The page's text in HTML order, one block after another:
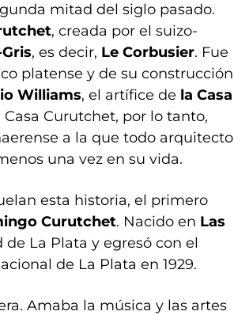
mitad del siglo pasado.
, creada por el suizo-
, es decir, Le Corbusier. Fue
platense y de su construcción
Williams, el artífice de la Casa
Casa Curutchet, por lo tanto,
a la que todo arquitecto
una vez en su vida.
esta historia, el primero
Curutchet. Nacido en Las
de La Plata y egresó con el
de La Plata en 1929.
Amaba la música y las artes